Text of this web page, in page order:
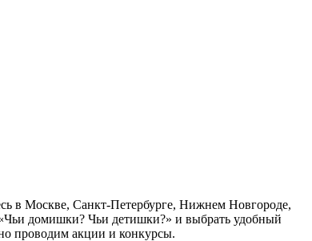
в Москве, Санкт-Петербурге, Нижнем Новгороде,
домишки? Чьи детишки?» и выбрать удобный
проводим акции и конкурсы.